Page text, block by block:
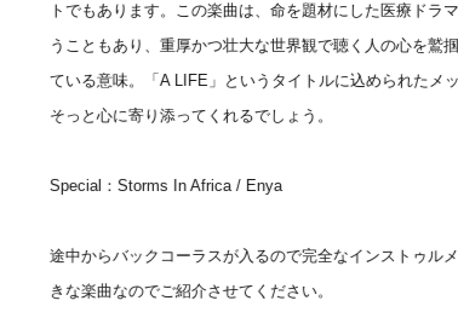
トでもあります。この楽曲は、命を題材にした医療ドラ
うこともあり、重厚かつ壮大な世界観で聴く人の心を鷲
ている意味。「A LIFE」というタイトルに込められたメ
そっと心に寄り添ってくれるでしょう。
Special：Storms In Africa / Enya
途中からバックコーラスが入るので完全なインストゥル
きな楽曲なのでご紹介させてください。